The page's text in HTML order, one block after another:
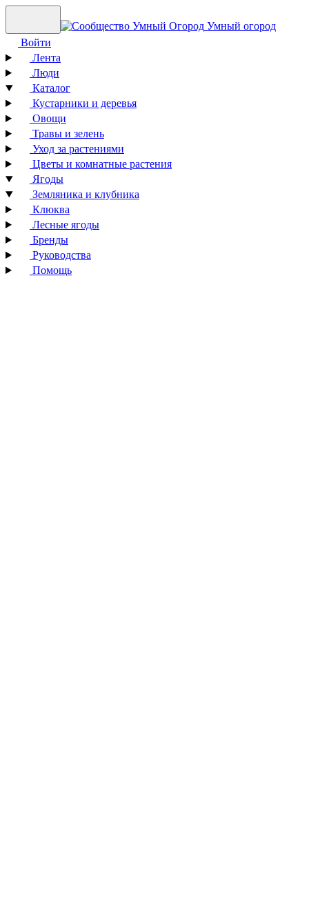
Умный огород
Войти
Лента
Люди
Каталог
Кустарники и деревья
Овощи
Травы и зелень
Уход за растениями
Цветы и комнатные растения
Ягоды
Земляника и клубника
Клюква
Лесные ягоды
Бренды
Руководства
Помощь